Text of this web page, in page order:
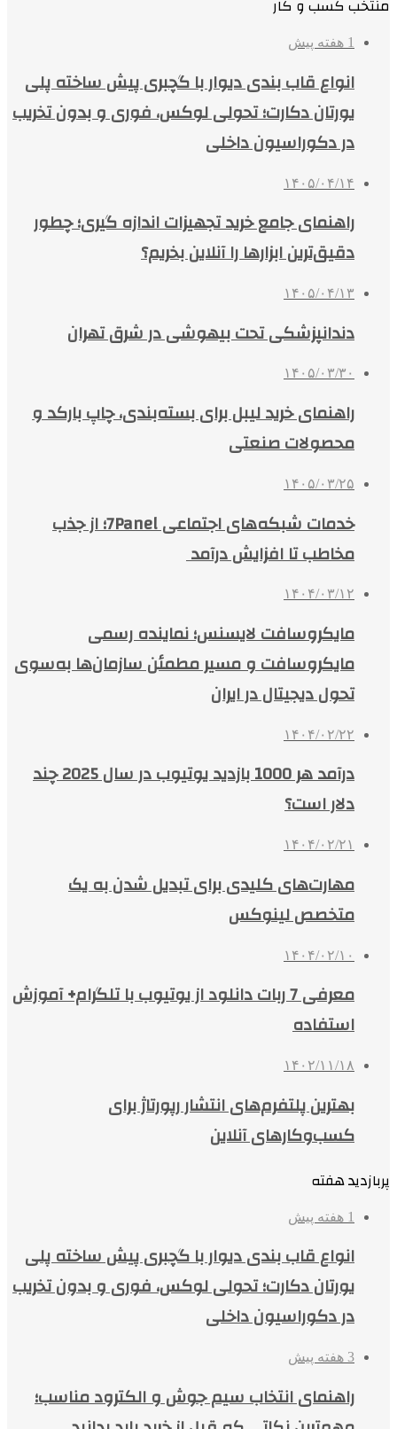
منتخب کسب و کار
1 هفته پیش
انواع قاب بندی دیوار با گچبری پیش ساخته پلی
یورتان دکارت؛ تحولی لوکس، فوری و بدون تخریب
در دکوراسیون داخلی
۱۴۰۵/۰۴/۱۴
راهنمای جامع خرید تجهیزات اندازه گیری؛ چطور
دقیق‌ترین ابزارها را آنلاین بخریم؟
۱۴۰۵/۰۴/۱۳
دندانپزشکی تحت بیهوشی در شرق تهران
۱۴۰۵/۰۳/۳۰
راهنمای خرید لیبل برای بسته‌بندی، چاپ بارکد و
محصولات صنعتی
۱۴۰۵/۰۳/۲۵
خدمات شبکه‌های اجتماعی 7Panel؛ از جذب
مخاطب تا افزایش درآمد
۱۴۰۴/۰۳/۱۲
مایکروسافت لایسنس؛ نماینده رسمی
مایکروسافت و مسیر مطمئن سازمان‌ها به‌سوی
تحول دیجیتال در ایران
۱۴۰۴/۰۲/۲۲
درآمد هر 1000 بازدید یوتیوب در سال 2025 چند
دلار است؟
۱۴۰۴/۰۲/۲۱
مهارت‌های کلیدی برای تبدیل شدن به یک
متخصص لینوکس
۱۴۰۴/۰۲/۱۰
معرفی 7 ربات دانلود از یوتیوب با تلگرام+ آموزش
استفاده
۱۴۰۲/۱۱/۱۸
بهترین پلتفرم‌های انتشار رپورتاژ برای
کسب‌وکارهای آنلاین
پربازدید هفته
1 هفته پیش
انواع قاب بندی دیوار با گچبری پیش ساخته پلی
یورتان دکارت؛ تحولی لوکس، فوری و بدون تخریب
در دکوراسیون داخلی
3 هفته پیش
راهنمای انتخاب سیم جوش و الکترود مناسب؛